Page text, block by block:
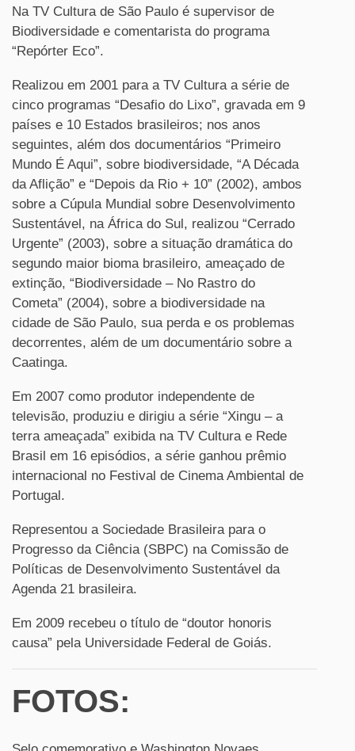
Na TV Cultura de São Paulo é supervisor de
Biodiversidade e comentarista do programa
“Repórter Eco”.
Realizou em 2001 para a TV Cultura a série de
cinco programas “Desafio do Lixo”, gravada em 9
países e 10 Estados brasileiros; nos anos
seguintes, além dos documentários “Primeiro
Mundo É Aqui”, sobre biodiversidade, “A Década
da Aflição” e “Depois da Rio + 10” (2002), ambos
sobre a Cúpula Mundial sobre Desenvolvimento
Sustentável, na África do Sul, realizou “Cerrado
Urgente” (2003), sobre a situação dramática do
segundo maior bioma brasileiro, ameaçado de
extinção, “Biodiversidade – No Rastro do
Cometa” (2004), sobre a biodiversidade na
cidade de São Paulo, sua perda e os problemas
decorrentes, além de um documentário sobre a
Caatinga.
Em 2007 como produtor independente de
televisão, produziu e dirigiu a série “Xingu – a
terra ameaçada” exibida na TV Cultura e Rede
Brasil em 16 episódios, a série ganhou prêmio
internacional no Festival de Cinema Ambiental de
Portugal.
Representou a Sociedade Brasileira para o
Progresso da Ciência (SBPC) na Comissão de
Políticas de Desenvolvimento Sustentável da
Agenda 21 brasileira.
Em 2009 recebeu o título de “doutor honoris
causa” pela Universidade Federal de Goiás.
FOTOS: